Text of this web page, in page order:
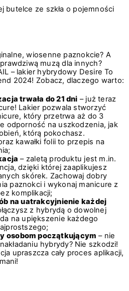
butelce ze szkła o pojemności
wiosenne paznokcie? A
muzą dla innych?
– lakier hybrydowy Desire To
2024! Zobacz, dlaczego warto:
trwała do 21 dni – już teraz
Lakier pozwala stworzyć
który przetrwa aż do 3
odporność na uszkodzenia, jak
którą pokochasz.
kawałki folii to przepis na
– zaletą produktu jest m.in.
dzięki której zaaplikujesz
skórek. Zachowaj dobry
paznokci i wykonaj manicure z
komplikacji;
na uatrakcyjnienie każdej
z hybrydą o dowolnej
na upiększenie każdego
osobom początkującym – nie
hybrydy? Nie szkodzi!
upraszcza cały proces aplikacji,